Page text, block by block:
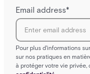
Email address*
Pour plus d'informations
sur nos pratiques en
à protéger votre vie privée,